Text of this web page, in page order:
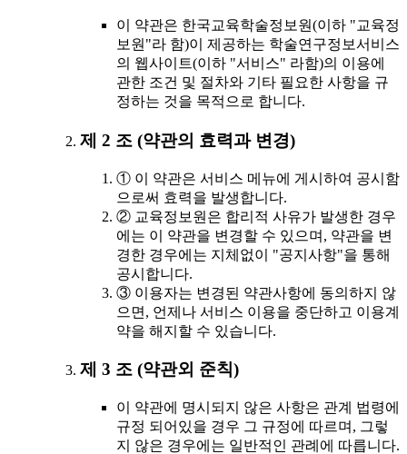
이 약관은 한국교육학술정보원(이하 "교육정
보원"라 함)이 제공하는 학술연구정보서비스
의 웹사이트(이하 "서비스" 라함)의 이용에
관한 조건 및 절차와 기타 필요한 사항을 규
정하는 것을 목적으로 합니다.
제 2 조 (약관의 효력과 변경)
① 이 약관은 서비스 메뉴에 게시하여 공시함
으로써 효력을 발생합니다.
② 교육정보원은 합리적 사유가 발생한 경우
에는 이 약관을 변경할 수 있으며, 약관을 변
경한 경우에는 지체없이 "공지사항"을 통해
공시합니다.
③ 이용자는 변경된 약관사항에 동의하지 않
으면, 언제나 서비스 이용을 중단하고 이용계
약을 해지할 수 있습니다.
제 3 조 (약관외 준칙)
이 약관에 명시되지 않은 사항은 관계 법령에
규정 되어있을 경우 그 규정에 따르며, 그렇
지 않은 경우에는 일반적인 관례에 따릅니다.